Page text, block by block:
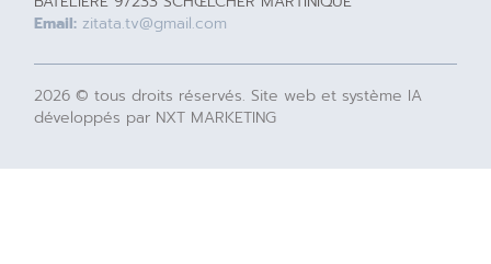
Email: zitata.tv@gmail.com
2026 © tous droits réservés. Site web et système IA
développés par NXT MARKETING